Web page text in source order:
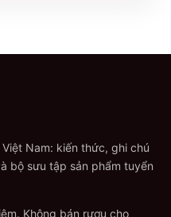
Nam: kiến thức, ghi chú
bộ sưu tập sản phẩm tuyển
Không bán rượu cho